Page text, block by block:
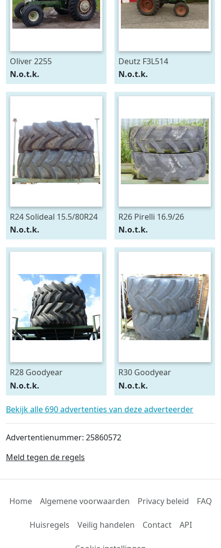
Oliver 2255
N.o.t.k.
Deutz F3L514
N.o.t.k.
R24 Solideal 15.5/80R24
N.o.t.k.
R26 Pirelli 16.9/26
N.o.t.k.
R28 Goodyear
540/75R28
N.o.t.k.
R30 Goodyear
600/70R30
N.o.t.k.
Bekijk alle 690 advertenties van deze adverteerder
Advertentienummer: 25860572
Meld tegen de regels
Home Algemene voorwaarden Privacy beleid FAQ
Huisregels Veilig handelen Contact API